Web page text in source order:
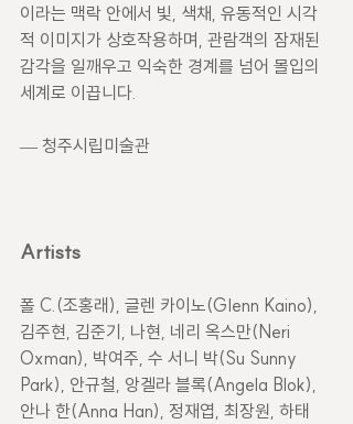
이라는 맥락 안에서 빛, 색채, 유동적인 시각
적 이미지가 상호작용하며, 관람객의 잠재된
감각을 일깨우고 익숙한 경계를 넘어 몰입의
세계로 이끕니다.
— 청주시립미술관
Artists
폴 C.(조홍래), 글렌 카이노(Glenn Kaino),
김주현, 김준기, 나현, 네리 옥스만(Neri
Oxman), 박여주, 수 서니 박(Su Sunny
Park), 안규철, 앙겔라 블록(Angela Blok),
안나 한(Anna Han), 정재엽, 최장원, 하태